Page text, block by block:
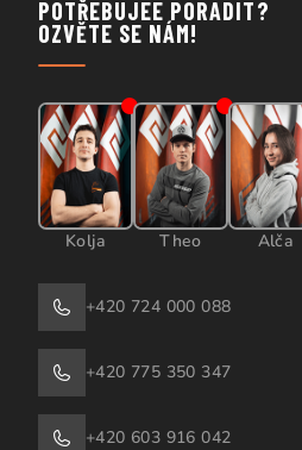
POTŘEBUJEE PORADIT?
OZVĚTE SE NÁM!
Kolja Theo Alča
+420 724 000 088
+420 775 350 347
+420 603 916 042